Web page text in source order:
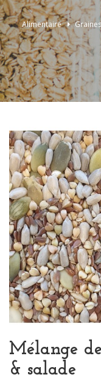
Alimentaire > Graines
Mélange
& salade